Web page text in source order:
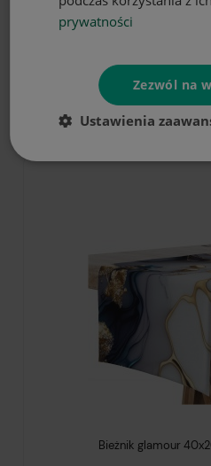
Bieżnik glamour
Bieżnik glamour
prywatności
Zezwól na
Ustawienia